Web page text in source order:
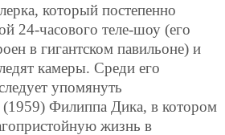
который постепенно
24-часового теле-шоу (его
в гигантском павильоне) и
камеры. Среди его
упомянуть
Филиппа Дика, в котором
жизнь в